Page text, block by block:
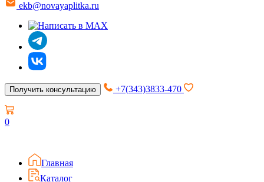
ekb@novayaplitka.ru
Получить консультацию +7(343)3833-470
0
Главная
Каталог